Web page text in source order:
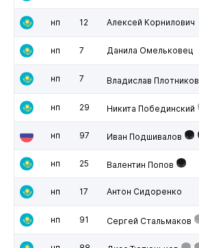
нп 12 Алексей Корнилович
нп 7 Данила Омельковец
нп 7 Владислав Плотников
нп 29 Никита Побединский
нп 97 Иван Подшивалов
нп 25 Валентин Попов
нп 17 Антон Сидоренко
нп 91 Сергей Стальмаков